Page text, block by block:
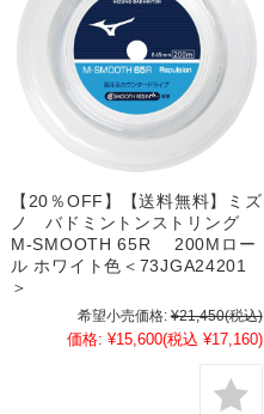
【20％OFF】【送料無料】ミズ
ノ バドミントンストリング
M-SMOOTH 65R 200Mロー
ル ホワイト色＜73JGA24201
＞
希望小売価格: ¥21,450(税込)
価格: ¥15,600(税込 ¥17,160)